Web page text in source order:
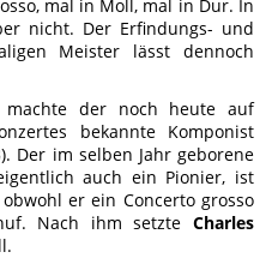
mal in Moll, mal in Dur. In
nicht. Der Erfindungs- und
Meister lässt dennoch
machte der noch heute auf
bekannte Komponist
Der im selben Jahr geborene
auch ein Pionier, ist
er ein Concerto grosso
Nach ihm setzte Charles